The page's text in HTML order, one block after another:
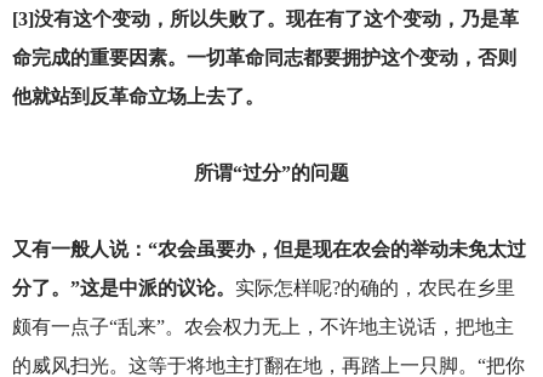
[3]没有这个变动，所以失败了。现在有了这个变动，乃是革
命完成的重要因素。一切革命同志都要拥护这个变动，否则
他就站到反革命立场上去了。
所谓“过分”的问题
又有一般人说：“农会虽要办，但是现在农会的举动未免太过
分了。”这是中派的议论。 实际怎样呢?的确的，农民在乡里
颇有一点子“乱来”。农会权力无上，不许地主说话，把地主
的威风扫光。这等于将地主打翻在地，再踏上一只脚。“把你